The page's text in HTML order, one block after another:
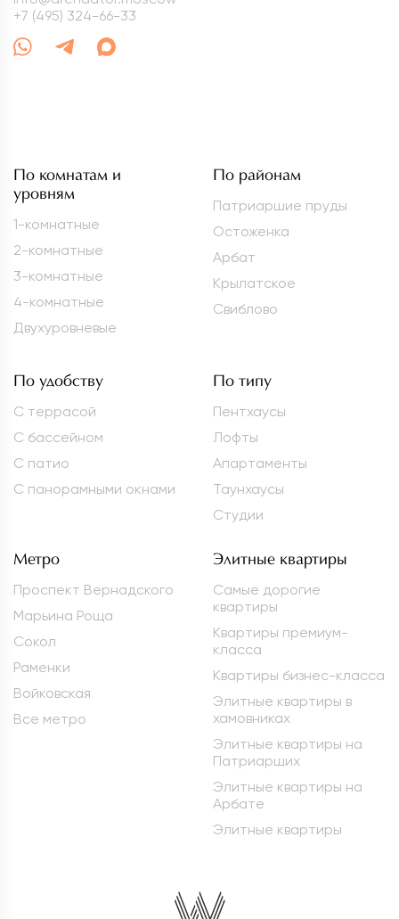
+7 (495) 324-66-33
По комнатам и
уровням
1-комнатные
2-комнатные
3-комнатные
4-комнатные
Двухуровневые
По районам
Патриаршие пруды
Остоженка
Арбат
Крылатское
Свиблово
По удобству
С террасой
С бассейном
С патио
С панорамными окнами
По типу
Пентхаусы
Лофты
Апартаменты
Таунхаусы
Студии
Метро
Проспект Вернадского
Марьина Роща
Сокол
Раменки
Войковская
Все метро
Элитные квартиры
Самые дорогие
квартиры
Квартиры премиум-
класса
Квартиры бизнес-класса
Элитные квартиры в
хамовниках
Элитные квартиры на
Патриарших
Элитные квартиры на
Арбате
Элитные квартиры